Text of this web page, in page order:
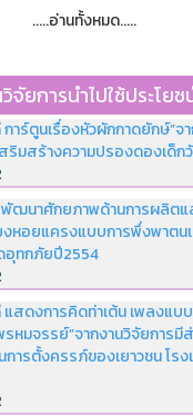
.....อ่านทั้งหมด.....
จัยการนำไปใช้ประโยช
การ์ตูนเรื่องหัวผักกาดยักษ์”จ
มสร้างความปรองดองเด็ก
ฒนาศักยภาพด้านการผลิตแ
งหอยแครงแบบการพึ่งพาตน
อุทกภัยปี2554
แสดงการคิดท่าเต้น เพลงแบ
รหมจรรย์”จากงานวิจัยการมี
ารตั้งครรภ์ของเยาวชน โรง